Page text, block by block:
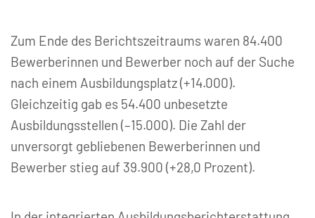
Zum Ende des Berichtszeitraums waren 84.400
Bewerberinnen und Bewerber noch auf der Suche
nach einem Ausbildungsplatz (+14.000).
Gleichzeitig gab es 54.400 unbesetzte
Ausbildungsstellen (–15.000). Die Zahl der
unversorgt gebliebenen Bewerberinnen und
Bewerber stieg auf 39.900 (+28,0 Prozent).